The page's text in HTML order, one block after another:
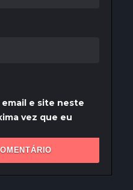
email e site neste
vez que eu